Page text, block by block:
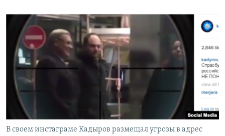
В своем инстаграме Кадыров размещал угрозы в адрес